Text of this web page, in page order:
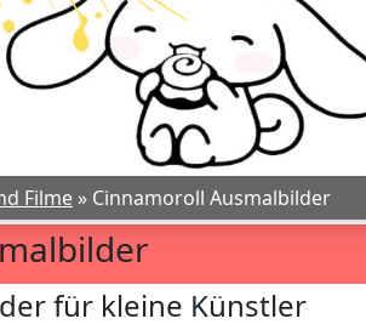
Filme » Cinnamoroll Ausmalbilder
für kleine Künstler